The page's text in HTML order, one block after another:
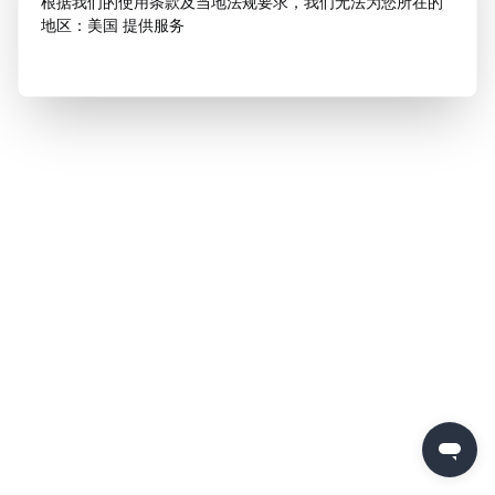
地区：美国 提供服务